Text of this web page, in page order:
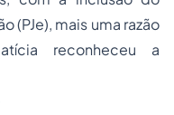
(PJe), mais uma razão
reconheceu a